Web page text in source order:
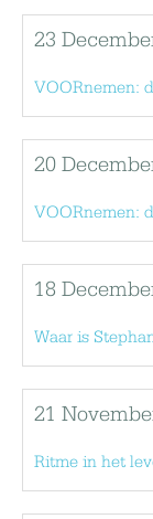
23
VOORnemen:
20
VOORnemen:
18
Waar is
21
Ritme in het